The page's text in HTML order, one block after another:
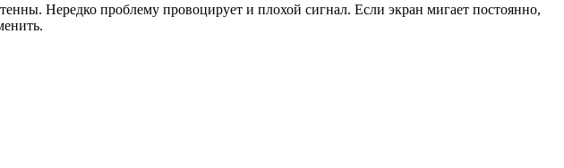
Нередко проблему провоцирует и плохой сигнал. Если экран мигает постоянно,